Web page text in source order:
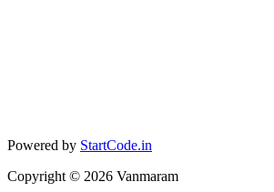
Powered by StartCode.in
Copyright © 2026 Vanmaram